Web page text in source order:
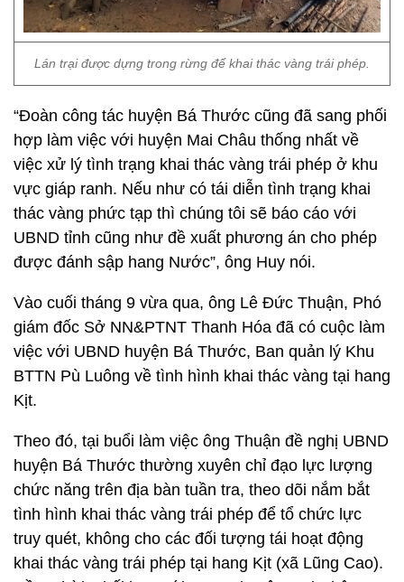
Lán trại được dựng trong rừng để khai thác vàng trái phép.
“Đoàn công tác huyện Bá Thước cũng đã sang phối
hợp làm việc với huyện Mai Châu thống nhất về
việc xử lý tình trạng khai thác vàng trái phép ở khu
vực giáp ranh. Nếu như có tái diễn tình trạng khai
thác vàng phức tạp thì chúng tôi sẽ báo cáo với
UBND tỉnh cũng như đề xuất phương án cho phép
được đánh sập hang Nước”, ông Huy nói.
Vào cuối tháng 9 vừa qua, ông Lê Đức Thuận, Phó
giám đốc Sở NN&PTNT Thanh Hóa đã có cuộc làm
việc với UBND huyện Bá Thước, Ban quản lý Khu
BTTN Pù Luông về tình hình khai thác vàng tại hang
Kịt.
Theo đó, tại buổi làm việc ông Thuận đề nghị UBND
huyện Bá Thước thường xuyên chỉ đạo lực lượng
chức năng trên địa bàn tuần tra, theo dõi nắm bắt
tình hình khai thác vàng trái phép để tổ chức lực
truy quét, không cho các đối tượng tái hoạt động
khai thác vàng trái phép tại hang Kịt (xã Lũng Cao).